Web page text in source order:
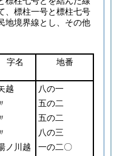
、標柱一号と標柱七号
地境界線とし、その他
字名 地番
越
八の一
〃
五の二
〃
五の二
〃
八の三
ノ川越
一の二〇